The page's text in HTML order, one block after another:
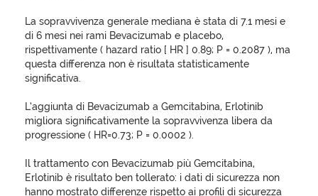
La sopravvivenza generale mediana è stata di 7.1 mesi e
di 6 mesi nei rami Bevacizumab e placebo,
rispettivamente ( hazard ratio [ HR ] 0.89; P = 0.2087 ), ma
questa differenza non è risultata statisticamente
significativa.
L’aggiunta di Bevacizumab a Gemcitabina, Erlotinib
migliora significativamente la sopravvivenza libera da
progressione ( HR=0.73; P = 0.0002 ).
Il trattamento con Bevacizumab più Gemcitabina,
Erlotinib è risultato ben tollerato: i dati di sicurezza non
hanno mostrato differenze rispetto ai profili di sicurezza